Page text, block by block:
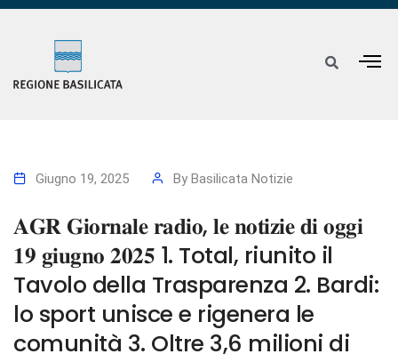
Giugno 19, 2025 By Basilicata Notizie
𝐀𝐆𝐑 𝐆𝐢𝐨𝐫𝐧𝐚𝐥𝐞 𝐫𝐚𝐝𝐢𝐨, 𝐥𝐞 𝐧𝐨𝐭𝐢𝐳𝐢𝐞 𝐝𝐢 𝐨𝐠𝐠𝐢
𝟏𝟗 𝐠𝐢𝐮𝐠𝐧𝐨 𝟐𝟎𝟐𝟓 1. Total, riunito il
Tavolo della Trasparenza 2. Bardi:
lo sport unisce e rigenera le
comunità 3. Oltre 3,6 milioni di